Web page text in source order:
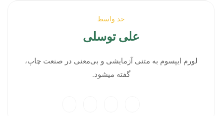
حد واسط
علی توسلی
لورم ایپسوم به متنی آزمایشی و بی‌معنی در صنعت چاپ،
گفته میشود.